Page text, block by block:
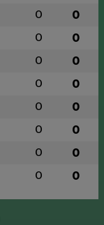
0 0
0 0
0 0
0 0
0 0
0 0
0 0
0 0